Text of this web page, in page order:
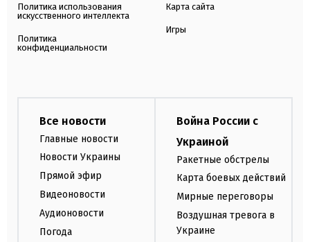
Политика использования
искусственного интеллекта
Политика
конфиденциальности
Карта сайта
Игры
Все новости
Главные новости
Новости Украины
Прямой эфир
Видеоновости
Аудионовости
Погода
Война России с
Украиной
Ракетные обстрелы
Карта боевых действий
Мирные переговоры
Воздушная тревога в
Украине